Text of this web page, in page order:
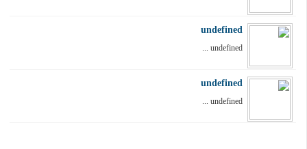
undefined
undefined ...
undefined
undefined ...